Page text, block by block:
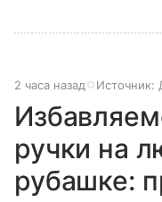
2 часа назад Источник:
ручки на
рубашке: